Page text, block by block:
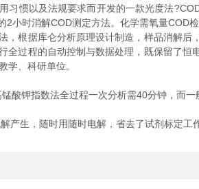
惯以及法规要求而开发的一款光度法
小时消解COD测定方法。化学需氧量COD
据库仑分析原理设计制造，样品消解后
过程的自动控制与数据处理，既保留了
学、科研单位。
钾指数法全过程一次分析需40分钟，而一
生，随时用随时电解，省去了试剂标定工作